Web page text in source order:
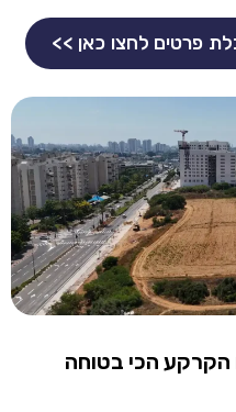
פרטים לחצו כאן >>
הקרקע הכי בטוחה